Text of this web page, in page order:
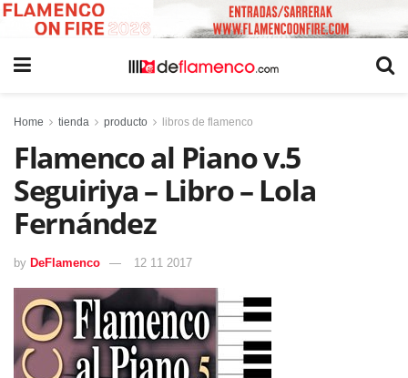
Home tienda producto libros de flamenco
Flamenco al Piano v.5
Seguiriya – Libro – Lola
Fernández
by DeFlamenco 12 11 2017